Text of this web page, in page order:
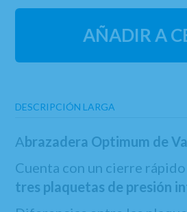
AÑADIR A
DESCRIPCIÓN LARGA
Abrazadera Optimum de
Cuenta con un cierre
tres plaquetas de presión